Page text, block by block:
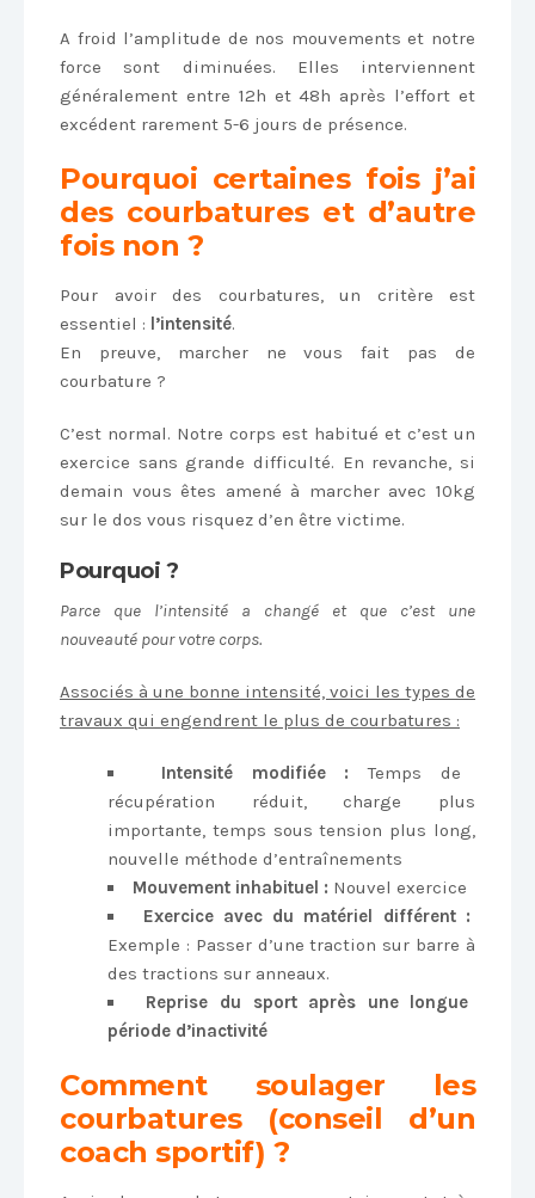
A froid l’amplitude de nos mouvements et notre
force sont diminuées. Elles interviennent
généralement entre 12h et 48h après l’effort et
excédent rarement 5-6 jours de présence.
Pourquoi certaines fois j’ai
des courbatures et d’autre
fois non ?
Pour avoir des courbatures, un critère est
essentiel : l’intensité.
En preuve, marcher ne vous fait pas de
courbature ?
C’est normal. Notre corps est habitué et c’est un
exercice sans grande difficulté. En revanche, si
demain vous êtes amené à marcher avec 10kg
sur le dos vous risquez d’en être victime.
Pourquoi ?
Parce que l’intensité a changé et que c’est une
nouveauté pour votre corps.
Associés à une bonne intensité, voici les types de
travaux qui engendrent le plus de courbatures :
Intensité modifiée : Temps de
récupération réduit, charge plus
importante, temps sous tension plus long,
nouvelle méthode d’entraînements
Mouvement inhabituel : Nouvel exercice
Exercice avec du matériel différent :
Exemple : Passer d’une traction sur barre à
des tractions sur anneaux.
Reprise du sport après une longue
période d’inactivité
Comment soulager les
courbatures (conseil d’un
coach sportif) ?